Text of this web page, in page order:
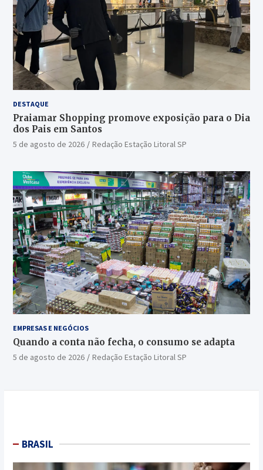
DESTAQUE
Praiamar Shopping promove exposição para o Dia
dos Pais em Santos
5 de agosto de 2026 Redação Estação Litoral SP
EMPRESAS E NEGÓCIOS
Quando a conta não fecha, o consumo se adapta
5 de agosto de 2026 Redação Estação Litoral SP
BRASIL